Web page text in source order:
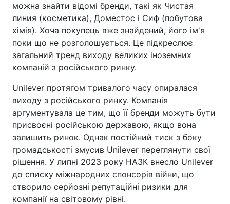
можна знайти відомі бренди, такі як Чистая
линия (косметика), Доместос і Сиф (побутова
хімія). Хоча покупець вже знайдений, його ім'я
поки що не розголошується. Це підкреслює
загальний тренд виходу великих іноземних
компаній з російського ринку.
Unilever протягом тривалого часу опиралася
виходу з російського ринку. Компанія
аргументувала це тим, що її бренди можуть бути
присвоєні російською державою, якщо вона
залишить ринок. Однак постійний тиск з боку
громадськості змусив Unilever переглянути свої
рішення. У липні 2023 року НАЗК внесло Unilever
до списку міжнародних спонсорів війни, що
створило серйозні репутаційні ризики для
компанії на світовому рівні.